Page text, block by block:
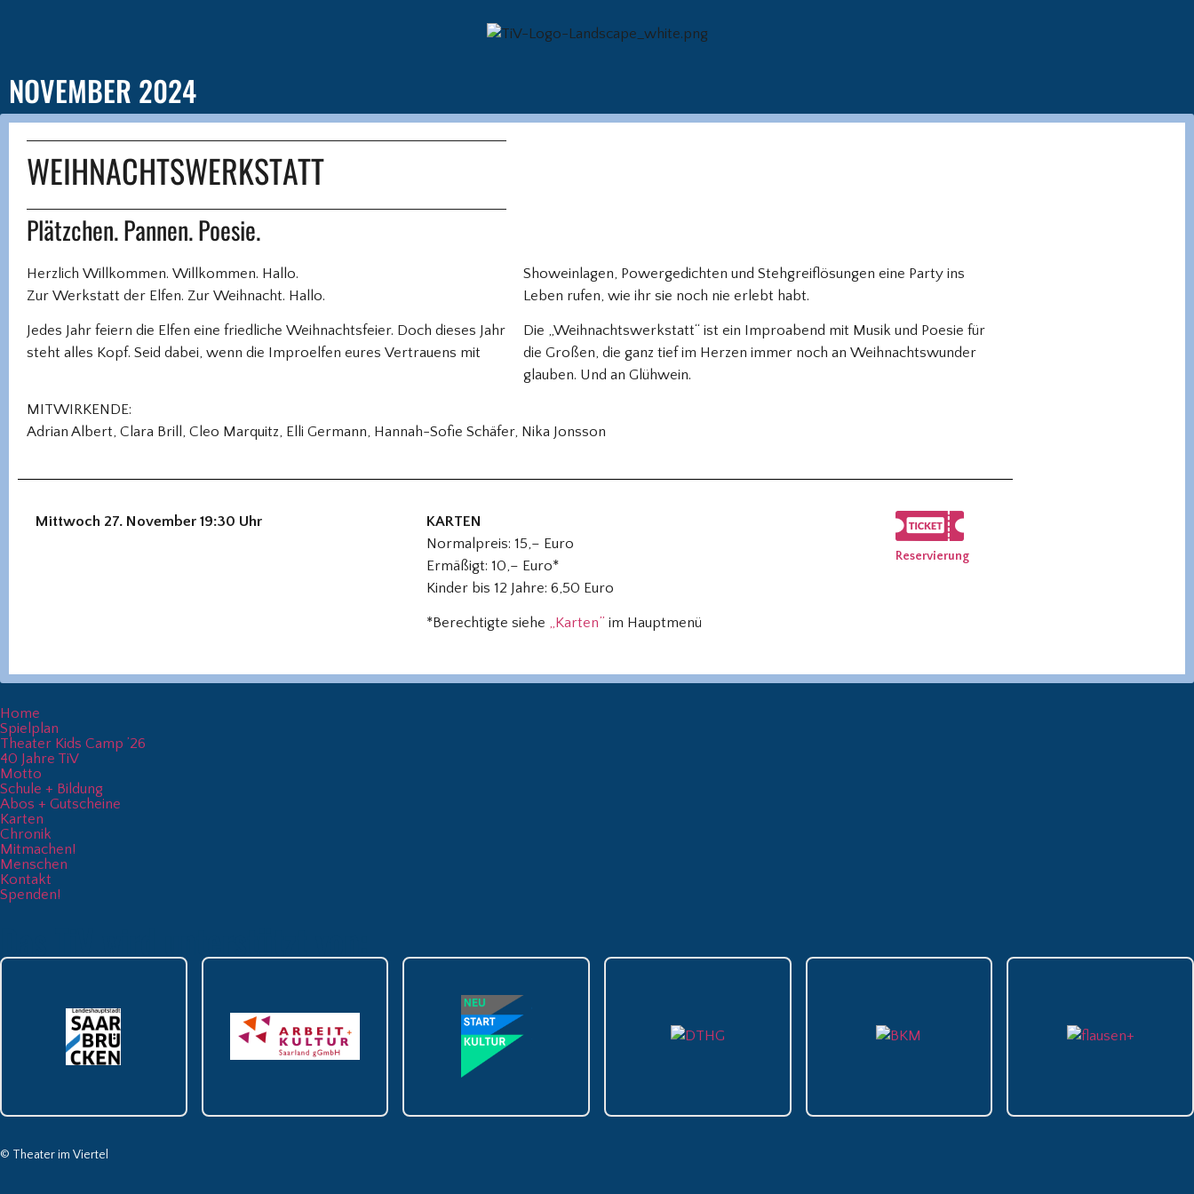
NOVEMBER 2024
WEIHNACHTSWERKSTATT
Plätzchen. Pannen. Poesie.
Herzlich Willkommen. Willkommen. Hallo.
Zur Werkstatt der Elfen. Zur Weihnacht. Hallo.
Jedes Jahr feiern die Elfen eine friedliche Weihnachtsfeier. Doch dieses Jahr
steht alles Kopf. Seid dabei, wenn die Improelfen eures Vertrauens mit
Showeinlagen, Powergedichten und Stehgreiflösungen eine Party ins
Leben rufen, wie ihr sie noch nie erlebt habt.
Die „Weihnachtswerkstatt“ ist ein Improabend mit Musik und Poesie für
die Großen, die ganz tief im Herzen immer noch an Weihnachtswunder
glauben. Und an Glühwein.
MITWIRKENDE:
Adrian Albert, Clara Brill, Cleo Marquitz, Elli Germann, Hannah-Sofie Schäfer, Nika Jonsson
Mittwoch 27. November 19:30 Uhr
KARTEN
Normalpreis: 15,– Euro
Ermäßigt: 10,– Euro*
Kinder bis 12 Jahre: 6,50 Euro
*Berechtigte siehe „Karten” im Hauptmenü
Reservierung
Home
Spielplan
Theater Kids Camp ’26
40 Jahre TiV
Motto
Schule + Bildung
Abos + Gutscheine
Karten
Chronik
Mitmachen!
Menschen
Kontakt
Spenden!
© Theater im Viertel